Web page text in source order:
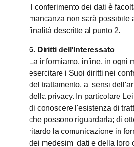
Il conferimento dei dati è
mancanza non sarà possibile
finalità descritte al punto 2.
6. Diritti dell'Interessato
La informiamo, infine, in ogni
esercitare i Suoi diritti nei
del trattamento, ai sensi
della privacy. In particolare
di conoscere l'esistenza di
che possono riguardarla; di
ritardo la comunicazione in
dei medesimi dati e della loro